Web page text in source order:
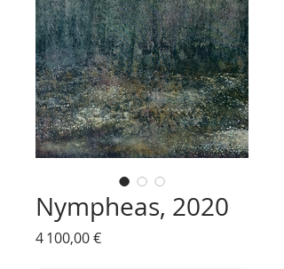
Nympheas, 2020
4 100,00 €Prix